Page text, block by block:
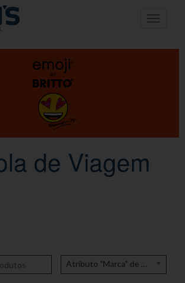
Toggle
de Viagem
Atributo "Marca" de produto